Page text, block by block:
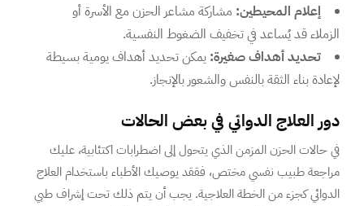
إعلام المحيطين: مشاركة مشاعر الحزن مع الأسرة أو
الزملاء قد يُساعد في تخفيف الضغوط النفسية.
تحديد أهداف صغيرة: يمكن تحديد أهداف يومية بسيطة
لإعادة بناء الثقة بالنفس والشعور بالإنجاز.
دور العلاج الدوائي في بعض الحالات
في حالات الحزن المزمن الذي يتحول إلى اضطرابات اكتئابية، عليك
مراجعة طبيب نفسي مختص، فققد يوصيك الأطباء باستخدام العلاج
الدوائي كجزء من الخطة العلاجية. يجب أن يتم ذلك تحت إشراف طبي